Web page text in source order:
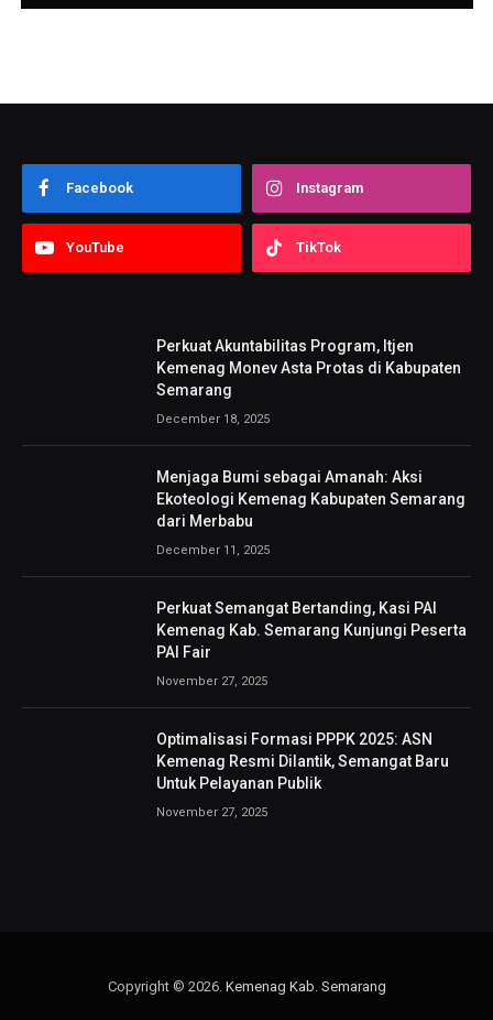
Facebook Instagram
YouTube TikTok
Perkuat Akuntabilitas Program, Itjen
Kemenag Monev Asta Protas di Kabupaten
Semarang
December 18, 2025
Menjaga Bumi sebagai Amanah: Aksi
Ekoteologi Kemenag Kabupaten Semarang
dari Merbabu
December 11, 2025
Perkuat Semangat Bertanding, Kasi PAI
Kemenag Kab. Semarang Kunjungi Peserta
PAI Fair
November 27, 2025
Optimalisasi Formasi PPPK 2025: ASN
Kemenag Resmi Dilantik, Semangat Baru
Untuk Pelayanan Publik
November 27, 2025
Copyright © 2026. Kemenag Kab. Semarang